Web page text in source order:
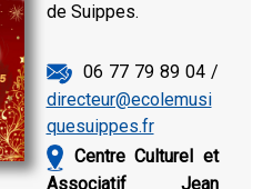
de Suippes.
06 77 79 89 04 /
directeur@ecolemusi
quesuippes.fr
Centre Culturel et
Associatif Jean